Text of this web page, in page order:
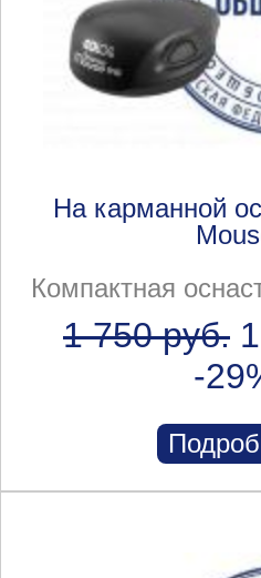
На карманной
Компактная
1 750 руб.
-